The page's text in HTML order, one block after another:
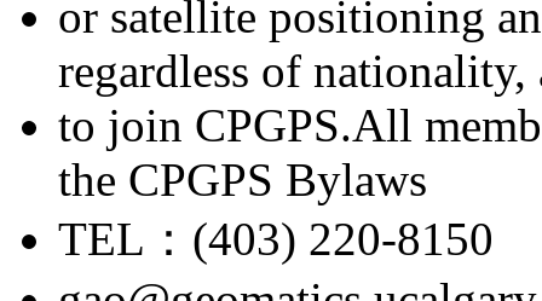
or satellite positioning
regardless of nationality,
to join CPGPS.All
the CPGPS Bylaws
TEL：(403) 220-8150